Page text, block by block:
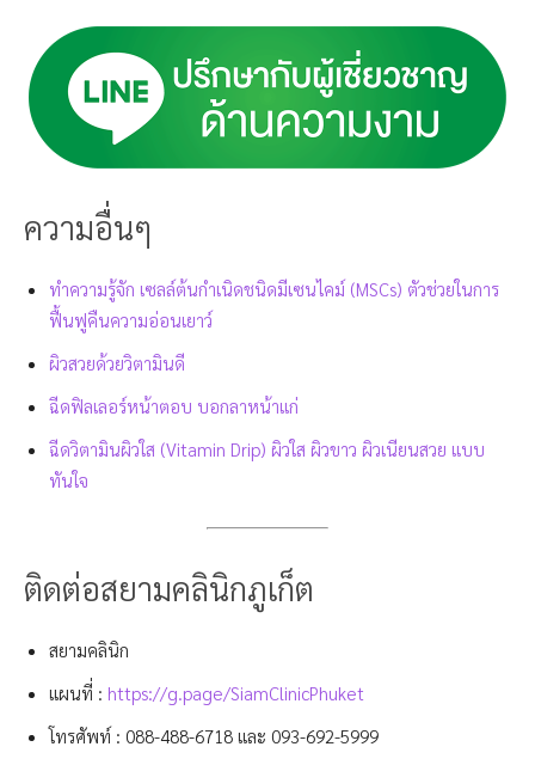
ความอื่นๆ
ทำความรู้จัก เซลล์ต้นกำเนิดชนิดมีเซนไคม์ (MSCs) ตัวช่วยในการ
ฟื้นฟูคืนความอ่อนเยาว์
ผิวสวยด้วยวิตามินดี
ฉีดฟิลเลอร์หน้าตอบ บอกลาหน้าแก่
ฉีดวิตามินผิวใส (Vitamin Drip) ผิวใส ผิวขาว ผิวเนียนสวย แบบ
ทันใจ
ติดต่อสยามคลินิกภูเก็ต
สยามคลินิก
แผนที่ : https://g.page/SiamClinicPhuket
โทรศัพท์ : 088-488-6718 และ 093-692-5999